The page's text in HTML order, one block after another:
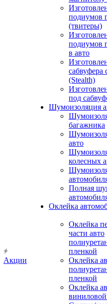
Акции
подиумов
(твитеры)
подиумов
в авто
сабвуфера
(Stealth)
под
Шумоизоляция
багажника
авто
колесных
Полная
Оклейка
Оклейка
части авто
пленкой
Оклейка
пленкой
Оклейка